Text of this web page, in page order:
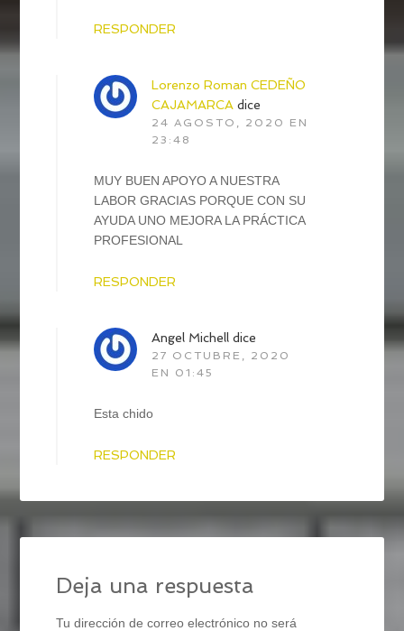
RESPONDER
Lorenzo Roman CEDEÑO
CAJAMARCA dice
24 AGOSTO, 2020 EN
23:48
MUY BUEN APOYO A NUESTRA
LABOR GRACIAS PORQUE CON SU
AYUDA UNO MEJORA LA PRÁCTICA
PROFESIONAL
RESPONDER
Angel Michell dice
27 OCTUBRE, 2020
EN 01:45
Esta chido
RESPONDER
Deja una respuesta
Tu dirección de correo electrónico no será